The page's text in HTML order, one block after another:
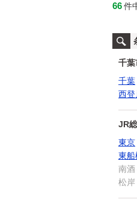
66件
千葉
千葉
西登
JR
東京
東船
南酒
松岸